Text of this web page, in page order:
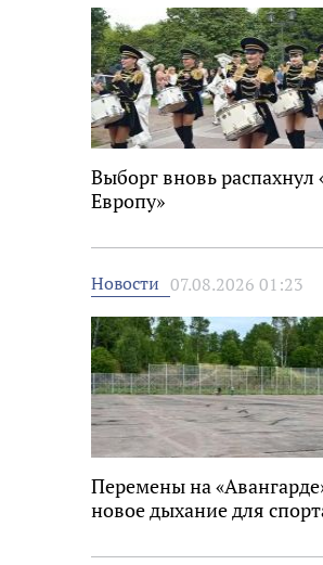
Выборг вновь распахнул
Европу»
Новости 07.08.2026 01:23
Перемены на
новое дыхание для